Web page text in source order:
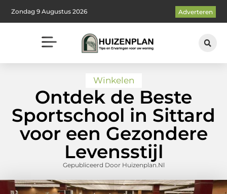
Zondag 9 Augustus 2026 Adverteren
Winkelen
Ontdek de Beste
Sportschool in Sittard
voor een Gezondere
Levensstijl
Gepubliceerd Door Huizenplan.nl